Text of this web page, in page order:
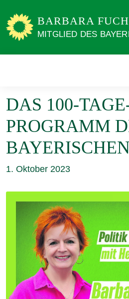
zum
Inhalt
BARBARA
MITGLIED DES
DAS 100-
PROGRAMM
1. Oktober 2023